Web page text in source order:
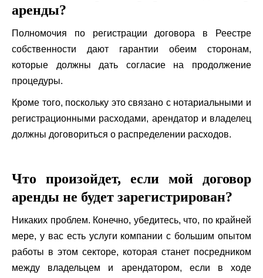
аренды?
Полномочия по регистрации договора в Реестре
собственности дают гарантии обеим сторонам,
которые должны дать согласие на продолжение
процедуры.
Кроме того, поскольку это связано с нотариальными и
регистрационными расходами, арендатор и владелец
должны договориться о распределении расходов.
Что произойдет, если мой договор
аренды не будет зарегистрирован?
Никаких проблем. Конечно, убедитесь, что, по крайней
мере, у вас есть услуги компании с большим опытом
работы в этом секторе, которая станет посредником
между владельцем и арендатором, если в ходе